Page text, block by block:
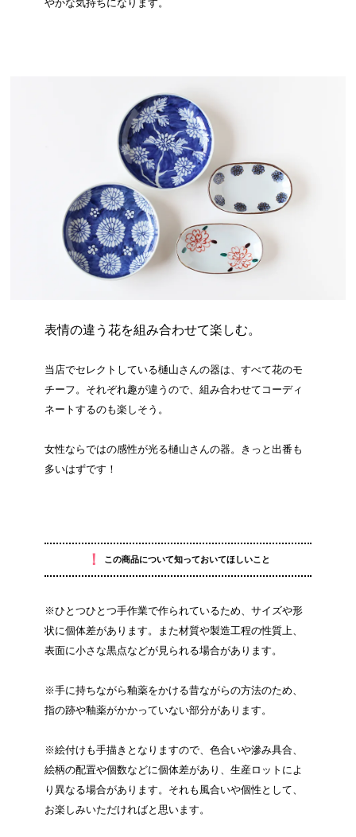
やかな気持ちになります。
表情の違う花を組み合わせて楽しむ。
当店でセレクトしている樋山さんの器は、すべて花のモ
チーフ。それぞれ趣が違うので、組み合わせてコーディ
ネートするのも楽しそう。
女性ならではの感性が光る樋山さんの器。きっと出番も
多いはずです！
！ この商品について知っておいてほしいこと
※ひとつひとつ手作業で作られているため、サイズや形
状に個体差があります。また材質や製造工程の性質上、
表面に小さな黒点などが見られる場合があります。
※手に持ちながら釉薬をかける昔ながらの方法のため、
指の跡や釉薬がかかっていない部分があります。
※絵付けも手描きとなりますので、色合いや滲み具合、
絵柄の配置や個数などに個体差があり、生産ロットによ
り異なる場合があります。それも風合いや個性として、
お楽しみいただければと思います。